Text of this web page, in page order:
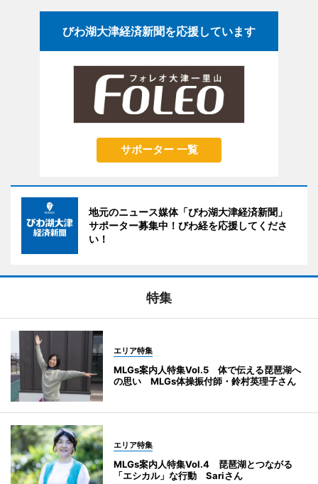
びわ湖大津経済新聞を応援しています
サポーター 一覧
地元のニュース媒体「びわ湖大津経済新聞」
サポーター募集中！びわ経を応援してくださ
い！
特集
エリア特集
MLGs案内人特集Vol.5 体で伝える琵琶湖へ
の思い MLGs体操振付師・鈴村英理子さん
エリア特集
MLGs案内人特集Vol.4 琵琶湖とつながる
「エシカル」な行動 Sariさん